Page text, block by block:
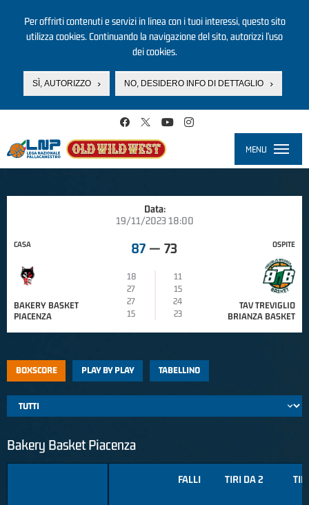
Per offrirti contenuti e servizi in linea con i tuoi interessi, questo sito
utilizza cookies. Continuando la navigazione del sito, autorizzi l’uso
dei cookies.
SÌ, AUTORIZZO NO, DESIDERO INFO DI DETTAGLIO
MENU
Data:
19/11/2023 18:00
CASA
BAKERY BASKET
PIACENZA
87 — 73
18
11
27
15
27
24
15
23
OSPITE
TAV TREVIGLIO
BRIANZA BASKET
BOXSCORE PLAY BY PLAY TABELLINO
Bakery Basket Piacenza
FALLI TIRI DA 2